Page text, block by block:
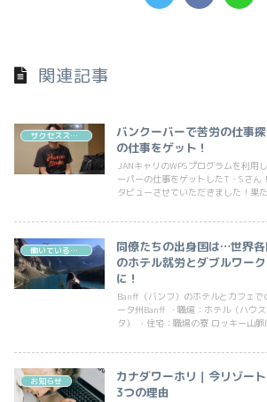
関連記事
サクセスストーリー
バンクーバーで苦労の仕事
の仕事をゲット！
JANキャリのWPSプログラムを利用
ーパーの仕事をゲットしたT・Sさん
タビューさせていただきました！果
働いている人インタビュー（飲食・カフェ）
同僚たちの出身国は…世界
のホテル就労とダブルワー
に！
Banff（バンフ）のホテルとカフェでの就労体験
ータ州Banff ・職場：ホテル（ハウ
タ） ・住宅：職場の寮 ロッキー山脈に囲まれ、目の覚めるブルー
お知らせ
カナダワーホリ｜今リゾー
3つの理由